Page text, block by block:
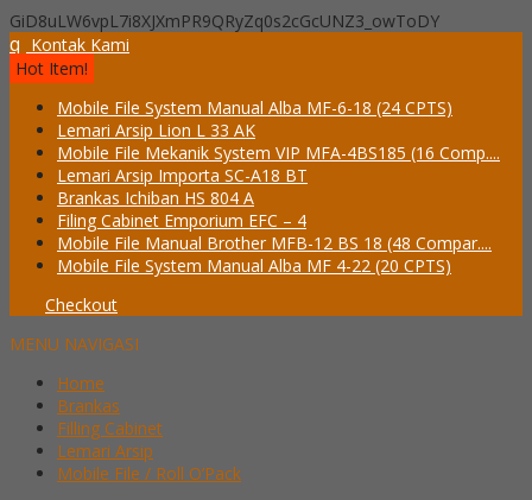
GiD8uLW6vpL7i8XJXmPR9QRyZq0s2cGcUNZ3_owToDY
q Kontak Kami
Hot Item!
Mobile File System Manual Alba MF-6-18 (24 CPTS)
Lemari Arsip Lion L 33 AK
Mobile File Mekanik System VIP MFA-4BS185 (16 Comp....
Lemari Arsip Importa SC-A18 BT
Brankas Ichiban HS 804 A
Filing Cabinet Emporium EFC – 4
Mobile File Manual Brother MFB-12 BS 18 (48 Compar....
Mobile File System Manual Alba MF 4-22 (20 CPTS)
Checkout
MENU NAVIGASI
Home
Brankas
Filling Cabinet
Lemari Arsip
Mobile File / Roll O’Pack